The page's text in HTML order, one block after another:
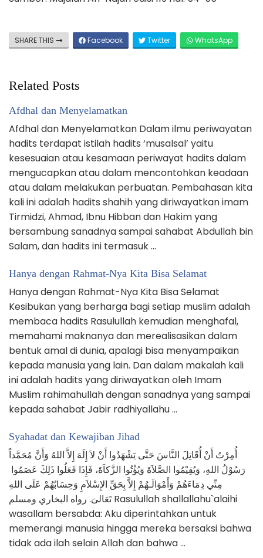
SHARE THIS Facebook Twitter WhatsApp
Related Posts
Afdhal dan Menyelamatkan
Afdhal dan Menyelamatkan Dalam ilmu periwayatan
hadits terdapat istilah hadits ‘musalsal’ yaitu
kesesuaian atau kesamaan periwayat hadits dalam
mengucapkan atau dalam mencontohkan keadaan
atau dalam melakukan perbuatan. Pembahasan kita
kali ini adalah hadits shahih yang diriwayatkan imam
Tirmidzi, Ahmad, Ibnu Hibban dan Hakim yang
bersambung sanadnya sampai sahabat Abdullah bin
Salam, dan hadits ini termasuk …
Hanya dengan Rahmat-Nya Kita Bisa Selamat
Hanya dengan Rahmat-Nya Kita Bisa Selamat
Kesibukan yang berharga bagi setiap muslim adalah
membaca hadits Rasulullah kemudian menghafal,
memahami maknanya dan merealisasikan dalam
bentuk amal di dunia, apalagi bisa menyampaikan
kepada manusia yang lain. Dan dalam makalah kali
ini adalah hadits yang diriwayatkan oleh Imam
Muslim rahimahullah dengan sanadnya yang sampai
kepada sahabat Jabir radhiyallahu …
Syahadat dan Kewajiban Jihad
أُمِرْتُ أَنْ أُقَاتِلَ النَّاسَ حَتَّى يَشْهَدُوا أَنْ لاَ إِلَهَ إِلاَّ اللهُ وَأَنَّ مُحَمَّداً
رَسُوْلُ اللهِ، وَيُقِيْمُوا الصَّلاَةَ وَيُؤْتُوا الزَّكاَةَ، فَإِذَا فَعَلُوا ذَلِكَ عَصَمُوا
مِنِّي دِمَاءَهُمْ وَأَمْوَالَـهُمْ إِلاَّ بِحَقِّ الإِسْلاَمِ وَحِسَابُهُمْ عَلَى اللهِ
تَعَالىَ. رواه البخاري ومسلم Rasulullah shallallahu`alaihi
wasallam bersabda: Aku diperintahkan untuk
memerangi manusia hingga mereka bersaksi bahwa
tidak ada ilah selain Allah dan bahwa …